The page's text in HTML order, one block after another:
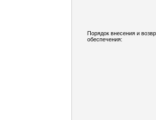
Порядок внесения и
обеспечения: